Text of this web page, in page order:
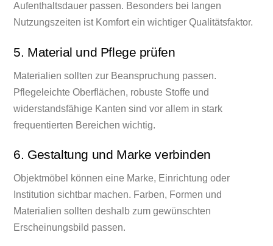
Aufenthaltsdauer passen. Besonders bei langen
Nutzungszeiten ist Komfort ein wichtiger Qualitätsfaktor.
5. Material und Pflege prüfen
Materialien sollten zur Beanspruchung passen.
Pflegeleichte Oberflächen, robuste Stoffe und
widerstandsfähige Kanten sind vor allem in stark
frequentierten Bereichen wichtig.
6. Gestaltung und Marke verbinden
Objektmöbel können eine Marke, Einrichtung oder
Institution sichtbar machen. Farben, Formen und
Materialien sollten deshalb zum gewünschten
Erscheinungsbild passen.